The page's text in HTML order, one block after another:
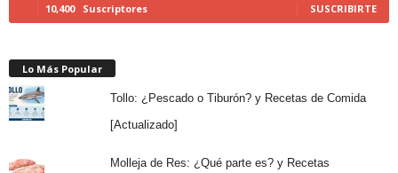
10,400 Suscriptores SUSCRIBIRTE
Lo Más Popular
Tollo: ¿Pescado o Tiburón? y Recetas de Comida
[Actualizado]
Molleja de Res: ¿Qué parte es? y Recetas